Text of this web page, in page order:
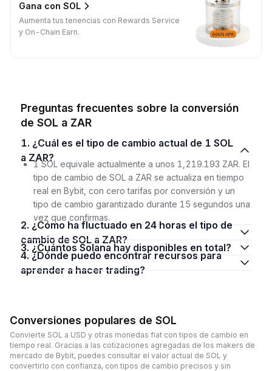
Gana con SOL
Aumenta tus tenencias con Rewards Service
y On-Chain Earn.
Preguntas frecuentes sobre la conversión
de SOL a ZAR
1. ¿Cuál es el tipo de cambio actual de 1 SOL
a ZAR?
1 SOL equivale actualmente a unos 1,219.193 ZAR. El
tipo de cambio de SOL a ZAR se actualiza en tiempo
real en Bybit, con cero tarifas por conversión y un
tipo de cambio garantizado durante 15 segundos una
vez que confirmas.
2. ¿Cómo ha fluctuado en 24 horas el tipo de
cambio de SOL a ZAR?
3. ¿Cuántos Solana hay disponibles en total?
4. ¿Dónde puedo encontrar recursos para
aprender a hacer trading?
Conversiones populares de SOL
Convierte SOL a USD y otras monedas fiat con tipos de cambio en
tiempo real. Gracias a las cotizaciones agregadas de los makers de
mercado de Bybit, puedes consultar el valor actual de SOL y
convertirlo con confianza, con tipos de cambio precisos y sin